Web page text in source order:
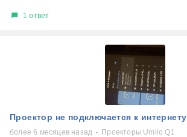
1 ответ
Проектор не подключается к интернету
более 6 месяцев назад Проекторы Umiio Q1